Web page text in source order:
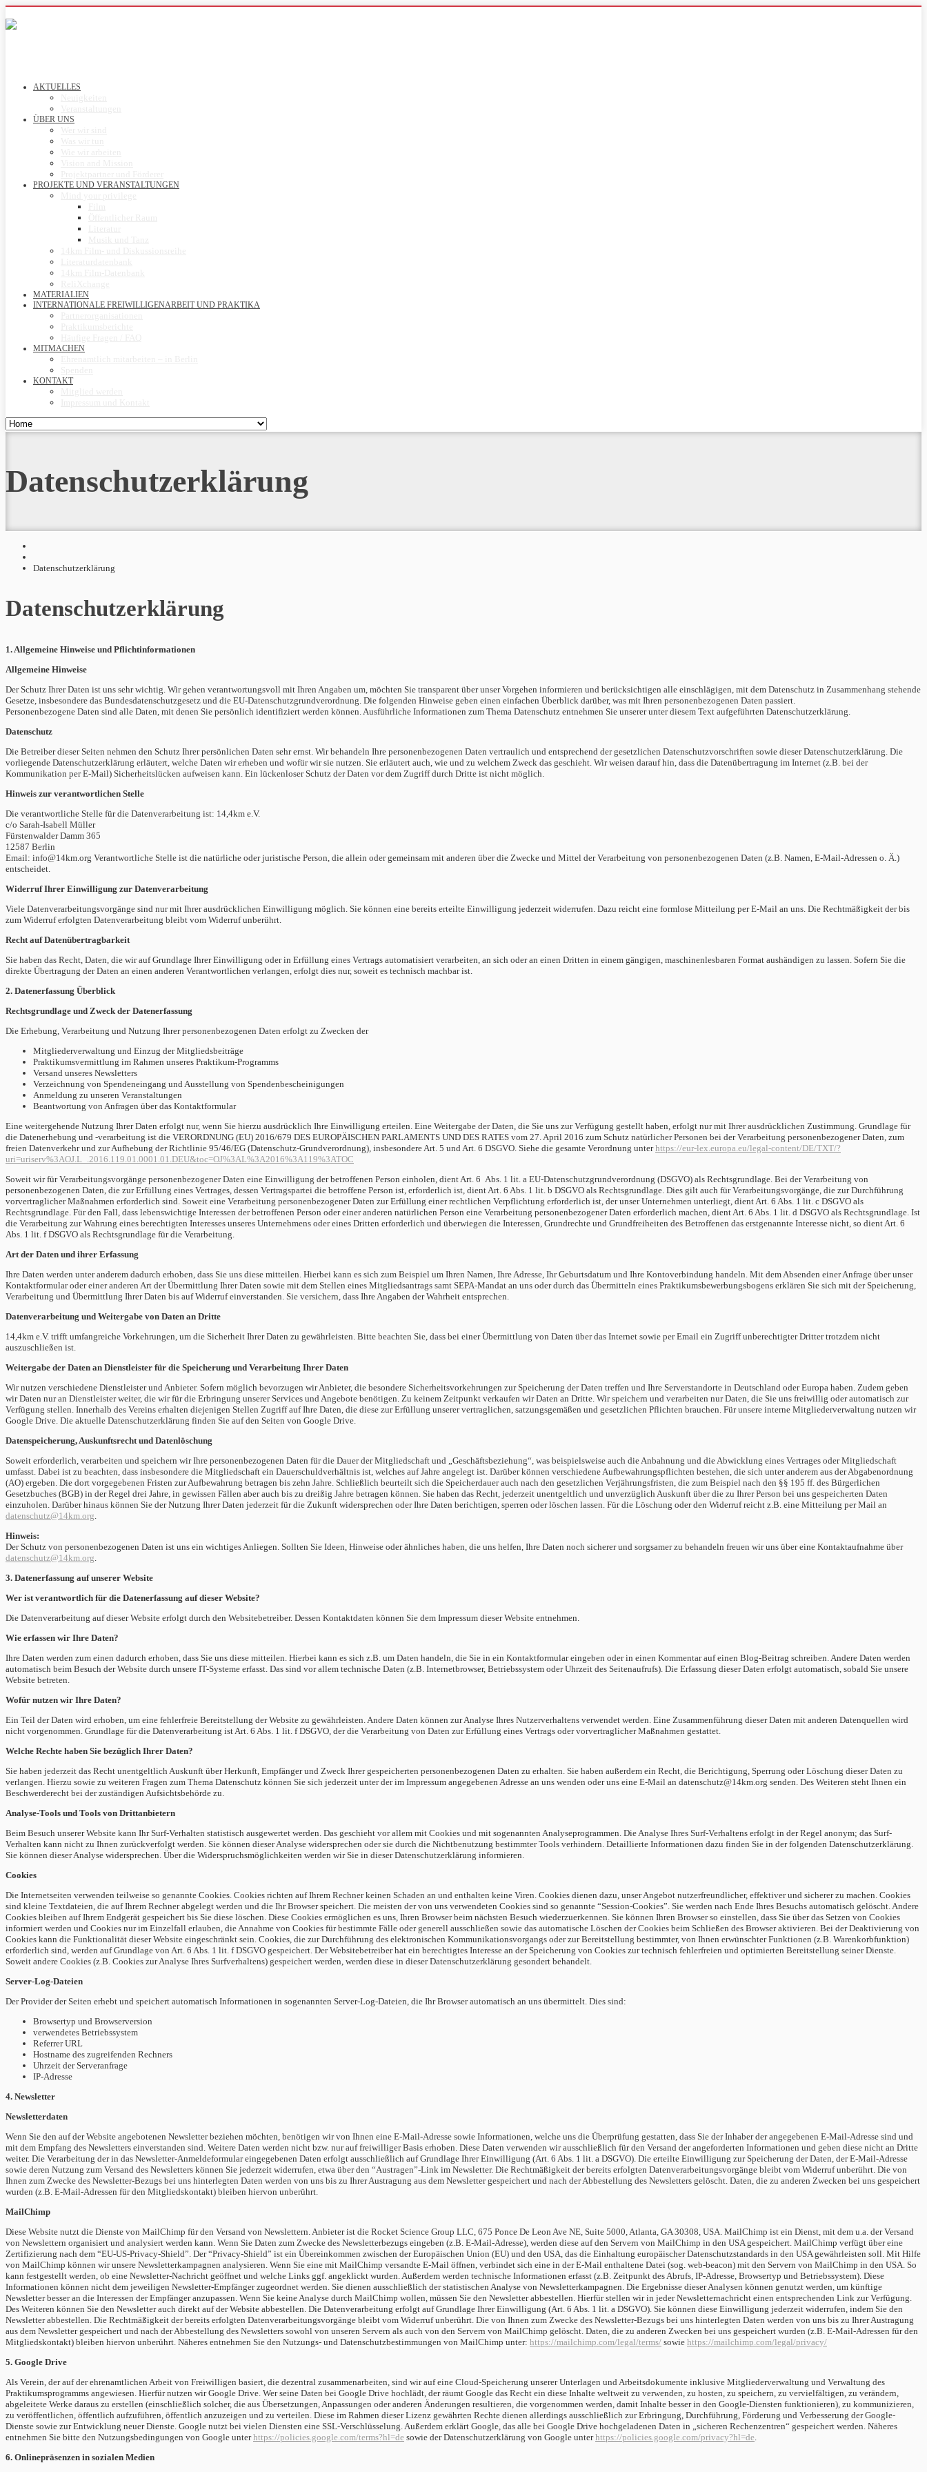
AKTUELLES
ÜBER UNS
PROJEKTE UND VERANSTALTUNGEN
MATERIALIEN
INTERNATIONALE FREIWILLIGENARBEIT UND PRAKTIKA
MITMACHEN
KONTAKT
Datenschutzerklärung
Datenschutzerklärung
Datenschutzerklärung
1. Allgemeine Hinweise und Pflichtinformationen
Allgemeine Hinweise
Der Schutz Ihrer Daten ist uns sehr wichtig. Wir gehen verantwortungsvoll mit Ihren Angaben um, möchten Sie transparent über unser Vorgehen informieren und berücksichtigen alle einschlägigen, mit dem Datenschutz in Zusammenhang stehende
Gesetze, insbesondere das Bundesdatenschutzgesetz und die EU-Datenschutzgrundverordnung. Die folgenden Hinweise geben einen einfachen Überblick darüber, was mit Ihren personenbezogenen Daten passiert.
Personenbezogene Daten sind alle Daten, mit denen Sie persönlich identifiziert werden können. Ausführliche Informationen zum Thema Datenschutz entnehmen Sie unserer unter diesem Text aufgeführten Datenschutzerklärung.
Datenschutz
Die Betreiber dieser Seiten nehmen den Schutz Ihrer persönlichen Daten sehr ernst. Wir behandeln Ihre personenbezogenen Daten vertraulich und entsprechend der gesetzlichen Datenschutzvorschriften sowie dieser Datenschutzerklärung. Die
vorliegende Datenschutzerklärung erläutert, welche Daten wir erheben und wofür wir sie nutzen. Sie erläutert auch, wie und zu welchem Zweck das geschieht. Wir weisen darauf hin, dass die Datenübertragung im Internet (z.B. bei der
Kommunikation per E-Mail) Sicherheitslücken aufweisen kann. Ein lückenloser Schutz der Daten vor dem Zugriff durch Dritte ist nicht möglich.
Hinweis zur verantwortlichen Stelle
Die verantwortliche Stelle für die Datenverarbeitung ist: 14,4km e.V.
c/o Sarah-Isabell Müller
Fürstenwalder Damm 365
12587 Berlin
Email: info@14km.org Verantwortliche Stelle ist die natürliche oder juristische Person, die allein oder gemeinsam mit anderen über die Zwecke und Mittel der Verarbeitung von personenbezogenen Daten (z.B. Namen, E-Mail-Adressen o. Ä.)
entscheidet.
Widerruf Ihrer Einwilligung zur Datenverarbeitung
Viele Datenverarbeitungsvorgänge sind nur mit Ihrer ausdrücklichen Einwilligung möglich. Sie können eine bereits erteilte Einwilligung jederzeit widerrufen. Dazu reicht eine formlose Mitteilung per E-Mail an uns. Die Rechtmäßigkeit der bis
zum Widerruf erfolgten Datenverarbeitung bleibt vom Widerruf unberührt.
Recht auf Datenübertragbarkeit
Sie haben das Recht, Daten, die wir auf Grundlage Ihrer Einwilligung oder in Erfüllung eines Vertrags automatisiert verarbeiten, an sich oder an einen Dritten in einem gängigen, maschinenlesbaren Format aushändigen zu lassen. Sofern Sie die
direkte Übertragung der Daten an einen anderen Verantwortlichen verlangen, erfolgt dies nur, soweit es technisch machbar ist.
2. Datenerfassung Überblick
Rechtsgrundlage und Zweck der Datenerfassung
Die Erhebung, Verarbeitung und Nutzung Ihrer personenbezogenen Daten erfolgt zu Zwecken der
Mitgliederverwaltung und Einzug der Mitgliedsbeiträge
Praktikumsvermittlung im Rahmen unseres Praktikum-Programms
Versand unseres Newsletters
Verzeichnung von Spendeneingang und Ausstellung von Spendenbescheinigungen
Anmeldung zu unseren Veranstaltungen
Beantwortung von Anfragen über das Kontaktformular
Eine weitergehende Nutzung Ihrer Daten erfolgt nur, wenn Sie hierzu ausdrücklich Ihre Einwilligung erteilen. Eine Weitergabe der Daten, die Sie uns zur Verfügung gestellt haben, erfolgt nur mit Ihrer ausdrücklichen Zustimmung. Grundlage für
die Datenerhebung und -verarbeitung ist die VERORDNUNG (EU) 2016/679 DES EUROPÄISCHEN PARLAMENTS UND DES RATES vom 27. April 2016 zum Schutz natürlicher Personen bei der Verarbeitung personenbezogener Daten, zum
freien Datenverkehr und zur Aufhebung der Richtlinie 95/46/EG (Datenschutz-Grundverordnung), insbesondere Art. 5 und Art. 6 DSGVO. Siehe die gesamte Verordnung unterhttps://eur-lex.europa.eu/legal-content/DE/TXT/?
uri=uriserv%3AOJ.L_.2016.119.01.0001.01.DEU&toc=OJ%3AL%3A2016%3A119%3ATOC
Soweit wir für Verarbeitungsvorgänge personenbezogener Daten eine Einwilligung der betroffenen Person einholen, dient Art. 6 Abs. 1 lit. a EU-Datenschutzgrundverordnung (DSGVO) als Rechtsgrundlage. Bei der Verarbeitung von
personenbezogenen Daten, die zur Erfüllung eines Vertrages, dessen Vertragspartei die betroffene Person ist, erforderlich ist, dient Art. 6 Abs. 1 lit. b DSGVO als Rechtsgrundlage. Dies gilt auch für Verarbeitungsvorgänge, die zur Durchführung
vorvertraglicher Maßnahmen erforderlich sind. Soweit eine Verarbeitung personenbezogener Daten zur Erfüllung einer rechtlichen Verpflichtung erforderlich ist, der unser Unternehmen unterliegt, dient Art. 6 Abs. 1 lit. c DSGVO als
Rechtsgrundlage. Für den Fall, dass lebenswichtige Interessen der betroffenen Person oder einer anderen natürlichen Person eine Verarbeitung personenbezogener Daten erforderlich machen, dient Art. 6 Abs. 1 lit. d DSGVO als Rechtsgrundlage. Ist
die Verarbeitung zur Wahrung eines berechtigten Interesses unseres Unternehmens oder eines Dritten erforderlich und überwiegen die Interessen, Grundrechte und Grundfreiheiten des Betroffenen das erstgenannte Interesse nicht, so dient Art. 6
Abs. 1 lit. f DSGVO als Rechtsgrundlage für die Verarbeitung.
Art der Daten und ihrer Erfassung
Ihre Daten werden unter anderem dadurch erhoben, dass Sie uns diese mitteilen. Hierbei kann es sich zum Beispiel um Ihren Namen, Ihre Adresse, Ihr Geburtsdatum und Ihre Kontoverbindung handeln. Mit dem Absenden einer Anfrage über unser
Kontaktformular oder einer anderen Art der Übermittlung Ihrer Daten sowie mit dem Stellen eines Mitgliedsantrags samt SEPA-Mandat an uns oder durch das Übermitteln eines Praktikumsbewerbungsbogens erklären Sie sich mit der Speicherung,
Verarbeitung und Übermittlung Ihrer Daten bis auf Widerruf einverstanden. Sie versichern, dass Ihre Angaben der Wahrheit entsprechen.
Datenverarbeitung und Weitergabe von Daten an Dritte
14,4km e.V. trifft umfangreiche Vorkehrungen, um die Sicherheit Ihrer Daten zu gewährleisten. Bitte beachten Sie, dass bei einer Übermittlung von Daten über das Internet sowie per Email ein Zugriff unberechtigter Dritter trotzdem nicht
auszuschließen ist.
Weitergabe der Daten an Dienstleister für die Speicherung und Verarbeitung Ihrer Daten
Wir nutzen verschiedene Dienstleister und Anbieter. Sofern möglich bevorzugen wir Anbieter, die besondere Sicherheitsvorkehrungen zur Speicherung der Daten treffen und Ihre Serverstandorte in Deutschland oder Europa haben. Zudem geben
wir Daten nur an Dienstleister weiter, die wir für die Erbringung unserer Services und Angebote benötigen. Zu keinem Zeitpunkt verkaufen wir Daten an Dritte. Wir speichern und verarbeiten nur Daten, die Sie uns freiwillig oder automatisch zur
Verfügung stellen. Innerhalb des Vereins erhalten diejenigen Stellen Zugriff auf Ihre Daten, die diese zur Erfüllung unserer vertraglichen, satzungsgemäßen und gesetzlichen Pflichten brauchen. Für unsere interne Mitgliederverwaltung nutzen wir
Google Drive. Die aktuelle Datenschutzerklärung finden Sie auf den Seiten von Google Drive.
Datenspeicherung, Auskunftsrecht und Datenlöschung
Soweit erforderlich, verarbeiten und speichern wir Ihre personenbezogenen Daten für die Dauer der Mitgliedschaft und „Geschäftsbeziehung“, was beispielsweise auch die Anbahnung und die Abwicklung eines Vertrages oder Mitgliedschaft
umfasst. Dabei ist zu beachten, dass insbesondere die Mitgliedschaft ein Dauerschuldverhältnis ist, welches auf Jahre angelegt ist. Darüber können verschiedene Aufbewahrungspflichten bestehen, die sich unter anderem aus der Abgabenordnung
(AO) ergeben. Die dort vorgegebenen Fristen zur Aufbewahrung betragen bis zehn Jahre. Schließlich beurteilt sich die Speicherdauer auch nach den gesetzlichen Verjährungsfristen, die zum Beispiel nach den §§ 195 ff. des Bürgerlichen
Gesetzbuches (BGB) in der Regel drei Jahre, in gewissen Fällen aber auch bis zu dreißig Jahre betragen können. Sie haben das Recht, jederzeit unentgeltlich und unverzüglich Auskunft über die zu Ihrer Person bei uns gespeicherten Daten
einzuholen. Darüber hinaus können Sie der Nutzung Ihrer Daten jederzeit für die Zukunft widersprechen oder Ihre Daten berichtigen, sperren oder löschen lassen. Für die Löschung oder den Widerruf reicht z.B. eine Mitteilung per Mail an
datenschutz@14km.org
Hinweis:
Der Schutz von personenbezogenen Daten ist uns ein wichtiges Anliegen. Sollten Sie Ideen, Hinweise oder ähnliches haben, die uns helfen, Ihre Daten noch sicherer und sorgsamer zu behandeln freuen wir uns über eine Kontaktaufnahme über
datenschutz@14km.org
3. Datenerfassung auf unserer Website
Wer ist verantwortlich für die Datenerfassung auf dieser Website?
Die Datenverarbeitung auf dieser Website erfolgt durch den Websitebetreiber. Dessen Kontaktdaten können Sie dem Impressum dieser Website entnehmen.
Wie erfassen wir Ihre Daten?
Ihre Daten werden zum einen dadurch erhoben, dass Sie uns diese mitteilen. Hierbei kann es sich z.B. um Daten handeln, die Sie in ein Kontaktformular eingeben oder in einen Kommentar auf einen Blog-Beitrag schreiben. Andere Daten werden
automatisch beim Besuch der Website durch unsere IT-Systeme erfasst. Das sind vor allem technische Daten (z.B. Internetbrowser, Betriebssystem oder Uhrzeit des Seitenaufrufs). Die Erfassung dieser Daten erfolgt automatisch, sobald Sie unsere
Website betreten.
Wofür nutzen wir Ihre Daten?
Ein Teil der Daten wird erhoben, um eine fehlerfreie Bereitstellung der Website zu gewährleisten. Andere Daten können zur Analyse Ihres Nutzerverhaltens verwendet werden. Eine Zusammenführung dieser Daten mit anderen Datenquellen wird
nicht vorgenommen. Grundlage für die Datenverarbeitung ist Art. 6 Abs. 1 lit. f DSGVO, der die Verarbeitung von Daten zur Erfüllung eines Vertrags oder vorvertraglicher Maßnahmen gestattet.
Welche Rechte haben Sie bezüglich Ihrer Daten?
Sie haben jederzeit das Recht unentgeltlich Auskunft über Herkunft, Empfänger und Zweck Ihrer gespeicherten personenbezogenen Daten zu erhalten. Sie haben außerdem ein Recht, die Berichtigung, Sperrung oder Löschung dieser Daten zu
verlangen. Hierzu sowie zu weiteren Fragen zum Thema Datenschutz können Sie sich jederzeit unter der im Impressum angegebenen Adresse an uns wenden oder uns eine E-Mail an datenschutz@14km.org senden. Des Weiteren steht Ihnen ein
Beschwerderecht bei der zuständigen Aufsichtsbehörde zu.
Analyse-Tools und Tools von Drittanbietern
Beim Besuch unserer Website kann Ihr Surf-Verhalten statistisch ausgewertet werden. Das geschieht vor allem mit Cookies und mit sogenannten Analyseprogrammen. Die Analyse Ihres Surf-Verhaltens erfolgt in der Regel anonym; das Surf-
Verhalten kann nicht zu Ihnen zurückverfolgt werden. Sie können dieser Analyse widersprechen oder sie durch die Nichtbenutzung bestimmter Tools verhindern. Detaillierte Informationen dazu finden Sie in der folgenden Datenschutzerklärung.
Sie können dieser Analyse widersprechen. Über die Widerspruchsmöglichkeiten werden wir Sie in dieser Datenschutzerklärung informieren.
Cookies
Die Internetseiten verwenden teilweise so genannte Cookies. Cookies richten auf Ihrem Rechner keinen Schaden an und enthalten keine Viren. Cookies dienen dazu, unser Angebot nutzerfreundlicher, effektiver und sicherer zu machen. Cookies
sind kleine Textdateien, die auf Ihrem Rechner abgelegt werden und die Ihr Browser speichert. Die meisten der von uns verwendeten Cookies sind so genannte “Session-Cookies”. Sie werden nach Ende Ihres Besuchs automatisch gelöscht. Andere
Cookies bleiben auf Ihrem Endgerät gespeichert bis Sie diese löschen. Diese Cookies ermöglichen es uns, Ihren Browser beim nächsten Besuch wiederzuerkennen. Sie können Ihren Browser so einstellen, dass Sie über das Setzen von Cookies
informiert werden und Cookies nur im Einzelfall erlauben, die Annahme von Cookies für bestimmte Fälle oder generell ausschließen sowie das automatische Löschen der Cookies beim Schließen des Browser aktivieren. Bei der Deaktivierung von
Cookies kann die Funktionalität dieser Website eingeschränkt sein. Cookies, die zur Durchführung des elektronischen Kommunikationsvorgangs oder zur Bereitstellung bestimmter, von Ihnen erwünschter Funktionen (z.B. Warenkorbfunktion)
erforderlich sind, werden auf Grundlage von Art. 6 Abs. 1 lit. f DSGVO gespeichert. Der Websitebetreiber hat ein berechtigtes Interesse an der Speicherung von Cookies zur technisch fehlerfreien und optimierten Bereitstellung seiner Dienste.
Soweit andere Cookies (z.B. Cookies zur Analyse Ihres Surfverhaltens) gespeichert werden, werden diese in dieser Datenschutzerklärung gesondert behandelt.
Server-Log-Dateien
Der Provider der Seiten erhebt und speichert automatisch Informationen in sogenannten Server-Log-Dateien, die Ihr Browser automatisch an uns übermittelt. Dies sind:
Browsertyp und Browserversion
verwendetes Betriebssystem
Referrer URL
Hostname des zugreifenden Rechners
Uhrzeit der Serveranfrage
IP-Adresse
4. Newsletter
Newsletterdaten
Wenn Sie den auf der Website angebotenen Newsletter beziehen möchten, benötigen wir von Ihnen eine E-Mail-Adresse sowie Informationen, welche uns die Überprüfung gestatten, dass Sie der Inhaber der angegebenen E-Mail-Adresse sind und
mit dem Empfang des Newsletters einverstanden sind. Weitere Daten werden nicht bzw. nur auf freiwilliger Basis erhoben. Diese Daten verwenden wir ausschließlich für den Versand der angeforderten Informationen und geben diese nicht an Dritte
weiter. Die Verarbeitung der in das Newsletter-Anmeldeformular eingegebenen Daten erfolgt ausschließlich auf Grundlage Ihrer Einwilligung (Art. 6 Abs. 1 lit. a DSGVO). Die erteilte Einwilligung zur Speicherung der Daten, der E-Mail-Adresse
sowie deren Nutzung zum Versand des Newsletters können Sie jederzeit widerrufen, etwa über den “Austragen”-Link im Newsletter. Die Rechtmäßigkeit der bereits erfolgten Datenverarbeitungsvorgänge bleibt vom Widerruf unberührt. Die von
Ihnen zum Zwecke des Newsletter-Bezugs bei uns hinterlegten Daten werden von uns bis zu Ihrer Austragung aus dem Newsletter gespeichert und nach der Abbestellung des Newsletters gelöscht. Daten, die zu anderen Zwecken bei uns gespeichert
wurden (z.B. E-Mail-Adressen für den Mitgliedskontakt) bleiben hiervon unberührt.
MailChimp
Diese Website nutzt die Dienste von MailChimp für den Versand von Newslettern. Anbieter ist die Rocket Science Group LLC, 675 Ponce De Leon Ave NE, Suite 5000, Atlanta, GA 30308, USA. MailChimp ist ein Dienst, mit dem u.a. der Versand
von Newslettern organisiert und analysiert werden kann. Wenn Sie Daten zum Zwecke des Newsletterbezugs eingeben (z.B. E-Mail-Adresse), werden diese auf den Servern von MailChimp in den USA gespeichert. MailChimp verfügt über eine
Zertifizierung nach dem “EU-US-Privacy-Shield”. Der “Privacy-Shield” ist ein Übereinkommen zwischen der Europäischen Union (EU) und den USA, das die Einhaltung europäischer Datenschutzstandards in den USA gewährleisten soll. Mit Hilfe
von MailChimp können wir unsere Newsletterkampagnen analysieren. Wenn Sie eine mit MailChimp versandte E-Mail öffnen, verbindet sich eine in der E-Mail enthaltene Datei (sog. web-beacon) mit den Servern von MailChimp in den USA. So
kann festgestellt werden, ob eine Newsletter-Nachricht geöffnet und welche Links ggf. angeklickt wurden. Außerdem werden technische Informationen erfasst (z.B. Zeitpunkt des Abrufs, IP-Adresse, Browsertyp und Betriebssystem). Diese
Informationen können nicht dem jeweiligen Newsletter-Empfänger zugeordnet werden. Sie dienen ausschließlich der statistischen Analyse von Newsletterkampagnen. Die Ergebnisse dieser Analysen können genutzt werden, um künftige
Newsletter besser an die Interessen der Empfänger anzupassen. Wenn Sie keine Analyse durch MailChimp wollen, müssen Sie den Newsletter abbestellen. Hierfür stellen wir in jeder Newsletternachricht einen entsprechenden Link zur Verfügung.
Des Weiteren können Sie den Newsletter auch direkt auf der Website abbestellen. Die Datenverarbeitung erfolgt auf Grundlage Ihrer Einwilligung (Art. 6 Abs. 1 lit. a DSGVO). Sie können diese Einwilligung jederzeit widerrufen, indem Sie den
Newsletter abbestellen. Die Rechtmäßigkeit der bereits erfolgten Datenverarbeitungsvorgänge bleibt vom Widerruf unberührt. Die von Ihnen zum Zwecke des Newsletter-Bezugs bei uns hinterlegten Daten werden von uns bis zu Ihrer Austragung
aus dem Newsletter gespeichert und nach der Abbestellung des Newsletters sowohl von unseren Servern als auch von den Servern von MailChimp gelöscht. Daten, die zu anderen Zwecken bei uns gespeichert wurden (z.B. E-Mail-Adressen für den
Mitgliedskontakt) bleiben hiervon unberührt. Näheres entnehmen Sie den Nutzungs- und Datenschutzbestimmungen von MailChimp unter: https://mailchimp.com/legal/terms/ sowie https://mailchimp.com/legal/privacy/
5. Google Drive
Als Verein, der auf der ehrenamtlichen Arbeit von Freiwilligen basiert, die dezentral zusammenarbeiten, sind wir auf eine Cloud-Speicherung unserer Unterlagen und Arbeitsdokumente inklusive Mitgliederverwaltung und Verwaltung des
Praktikumsprogramms angewiesen. Hierfür nutzen wir Google Drive. Wer seine Daten bei Google Drive hochlädt, der räumt Google das Recht ein diese Inhalte weltweit zu verwenden, zu hosten, zu speichern, zu vervielfältigen, zu verändern,
abgeleitete Werke daraus zu erstellen (einschließlich solcher, die aus Übersetzungen, Anpassungen oder anderen Änderungen resultieren, die vorgenommen werden, damit Inhalte besser in den Google-Diensten funktionieren), zu kommunizieren,
zu veröffentlichen, öffentlich aufzuführen, öffentlich anzuzeigen und zu verteilen. Diese im Rahmen dieser Lizenz gewährten Rechte dienen allerdings ausschließlich zur Erbringung, Durchführung, Förderung und Verbesserung der Google-
Dienste sowie zur Entwicklung neuer Dienste. Google nutzt bei vielen Diensten eine SSL-Verschlüsselung. Außerdem erklärt Google, das alle bei Google Drive hochgeladenen Daten in „sicheren Rechenzentren“ gespeichert werden. Näheres
entnehmen Sie bitte den Nutzungsbedingungen von Google unterhttps://policies.google.com/terms?hl=de sowie der Datenschutzerklärung von Google unterhttps://policies.google.com/privacy?hl=de
6. Onlinepräsenzen in sozialen Medien